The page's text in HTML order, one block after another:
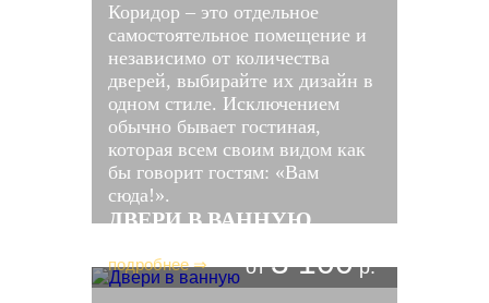
Коридор – это отдельное
самостоятельное помещение и
независимо от количества
дверей, выбирайте их дизайн в
одном стиле. Исключением
обычно бывает гостиная,
которая всем своим видом как
бы говорит гостям: «Вам
сюда!».
ДВЕРИ В ВАННУЮ
подробнее ⇒ от3 100р.